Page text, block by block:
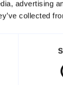
advertising
collected